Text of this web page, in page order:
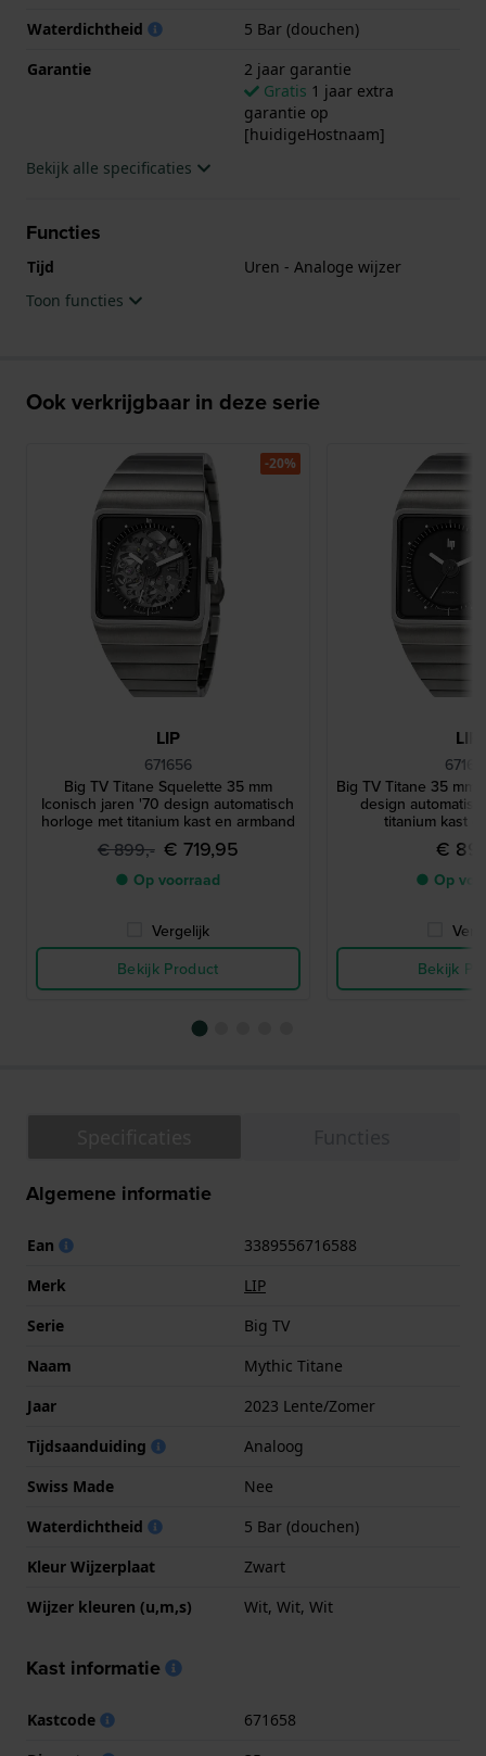
Waterdichtheid
5 Bar (douchen)
Garantie
2 jaar garantie
Gratis 1 jaar extra
garantie op
[huidigeHostnaam]
Bekijk alle specificaties
Functies
Tijd
Uren - Analoge wijzer
Toon functies
Ook verkrijgbaar in deze serie
LIP
671656
Big TV Titane Squelette 35 mm
Iconisch jaren '70 design automatisch
horloge met titanium kast en armband
€ 899,- € 719,95
● Op voorraad
Vergelijk
Bekijk Product
-20%
LIP
Big TV Titane 35 mm
design
titanium kast
€
● Op
Bekijk
Algemene informatie
Ean
3389556716588
Merk
LIP
Serie
Big TV
Naam
Mythic Titane
Jaar
2023 Lente/Zomer
Tijdsaanduiding
Analoog
Swiss Made
Nee
Waterdichtheid
5 Bar (douchen)
Kleur Wijzerplaat
Zwart
Wijzer kleuren (u,m,s)
Wit, Wit, Wit
Kast informatie
Kastcode
671658